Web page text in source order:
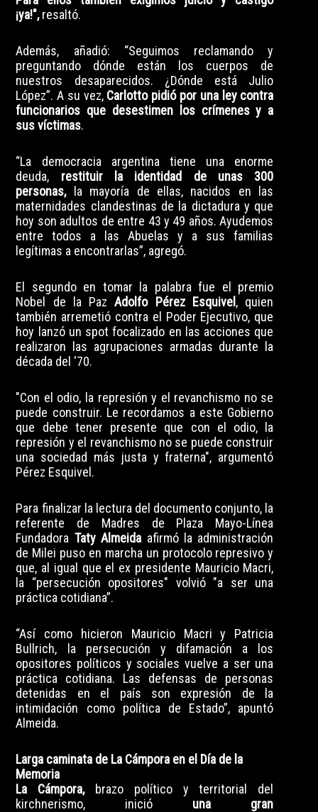
¡ya!",resaltó.
Además, añadió: “Seguimos reclamando y
preguntando dónde están los cuerpos de
nuestros desaparecidos. ¿Dónde está Julio
López”. A su vez,Carlotto pidió por una ley contra
funcionarios que desestimen los crímenes y a
sus víctimas.
“La democracia argentina tiene una enorme
deuda, restituir la identidad de unas 300
personas,la mayoría de ellas, nacidos en las
maternidades clandestinas de la dictadura y que
hoy son adultos de entre 43 y 49 años. Ayudemos
entre todos a las Abuelas y a sus familias
legítimas a encontrarlas”, agregó.
El segundo en tomar la palabra fue el premio
Nobel de la PazAdolfo Pérez Esquivel , quien
también arremetió contra el Poder Ejecutivo, que
hoy lanzó un spot focalizado en las acciones que
realizaron las agrupaciones armadas durante la
década del '70.
"Con el odio, la represión y el revanchismo no se
puede construir. Le recordamos a este Gobierno
que debe tener presente que con el odio, la
represión y el revanchismo no se puede construir
una sociedad más justa y fraterna", argumentó
Pérez Esquivel.
Para finalizar la lectura del documento conjunto, la
referente de Madres de Plaza Mayo-Línea
Fundadora Taty Almeida afirmó la administración
de Milei puso en marcha un protocolo represivo y
que, al igual que el ex presidente Mauricio Macri,
la “persecución opositores" volvió "a ser una
práctica cotidiana”.
“Así como hicieron Mauricio Macri y Patricia
Bullrich, la persecución y difamación a los
opositores políticos y sociales vuelve a ser una
práctica cotidiana. Las defensas de personas
detenidas en el país son expresión de la
intimidación como política de Estado”, apuntó
Almeida.
Larga caminata de La Cámpora en el Día de la
Memoria
La Cámpora,brazo político y territorial del
kirchnerismo, inició una gran